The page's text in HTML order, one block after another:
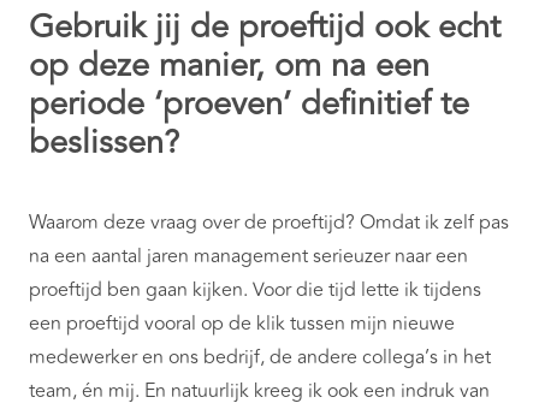
Gebruik jij de proeftijd ook echt
op deze manier, om na een
periode ‘proeven’ definitief te
beslissen?
Waarom deze vraag over de proeftijd? Omdat ik zelf pas
na een aantal jaren management serieuzer naar een
proeftijd ben gaan kijken. Voor die tijd lette ik tijdens
een proeftijd vooral op de klik tussen mijn nieuwe
medewerker en ons bedrijf, de andere collega’s in het
team, én mij. En natuurlijk kreeg ik ook een indruk van